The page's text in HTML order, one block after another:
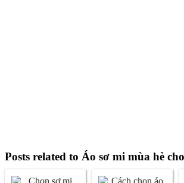
Posts related to Áo sơ mi mùa hè